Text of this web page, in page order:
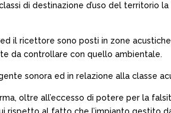
di destinazione d’uso del
il ricettore sono posti in zone
da controllare con quello ambientale.
sonora ed in relazione alla classe
oltre all’eccesso di potere per la